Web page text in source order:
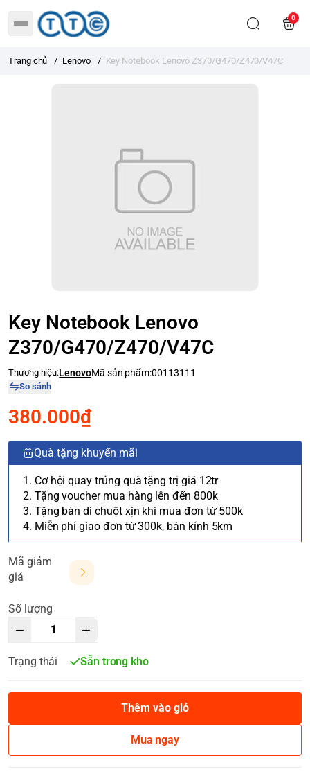
0
Trang chủ / Lenovo / Key Notebook Lenovo Z370/G470/Z470/V47C
Key Notebook Lenovo
Z370/G470/Z470/V47C
Thương hiệu:LenovoMã sản phẩm:00113111
So sánh
380.000₫
Quà tặng khuyến mãi
1. Cơ hội quay trúng quà tặng trị giá 12tr
2. Tặng voucher mua hàng lên đến 800k
3. Tặng bàn di chuột xịn khi mua đơn từ 500k
4. Miễn phí giao đơn từ 300k, bán kính 5km
Mã giảm
giá
Số lượng
Trạng thái Sẵn trong kho
Thêm vào giỏ
Mua ngay